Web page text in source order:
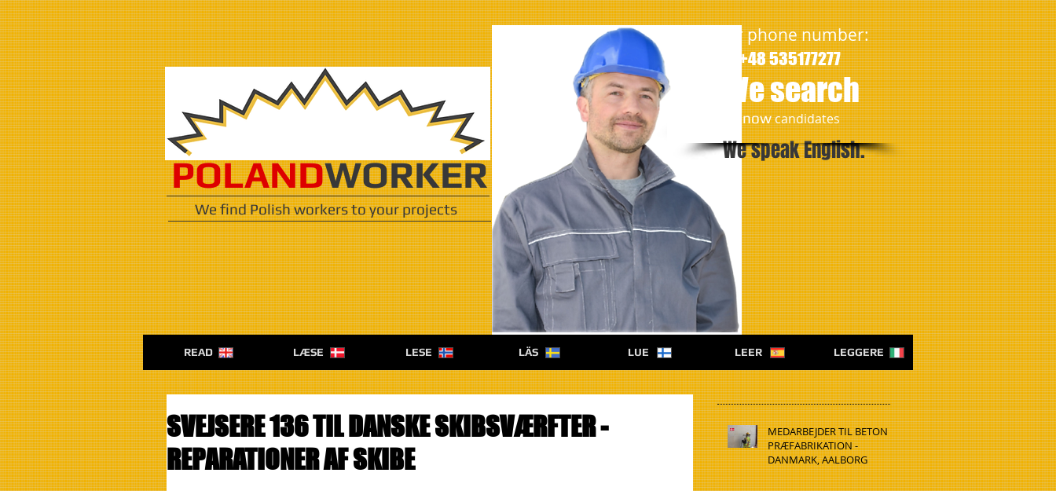
POLANDWORKER
We find Polish workersto your projects
We speak English.
READ LÆSE LESE LÄS LUE LEER LEGGERE
SVEJSERE 136 TIL DANSKE SKIBSVÆRFTER -
REPARATIONER AF SKIBE
MEDARBEJDER TIL BETON
PRÆFABRIKATION -
DANMARK, AALBORG
Our phone number:
+48 535177277
We search
​nowcandidates